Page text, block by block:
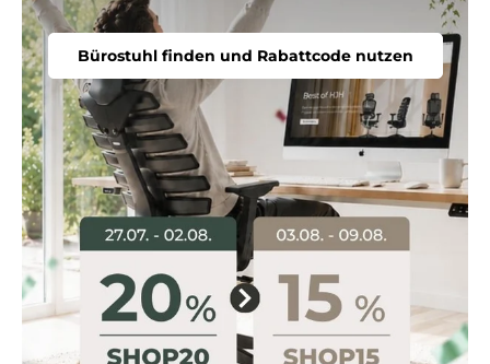
Bürostuhl finden und Rabattcode nutzen